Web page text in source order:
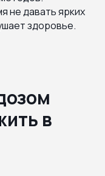
не давать ярких
здоровье.
в